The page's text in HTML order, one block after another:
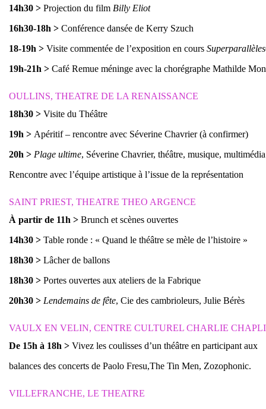
14h30 > Projection du film Billy Eliot
16h30-18h > Conférence dansée de Kerry Szuch
18-19h > Visite commentée de l’exposition en cours Superparallèles
19h-21h > Café Remue méninge avec la chorégraphe Mathilde
OULLINS, THEATRE DE LA RENAISSANCE
18h30 > Visite du Théâtre
19h > Apéritif – rencontre avec Séverine Chavrier (à confirmer)
20h > Plage ultime, Séverine Chavrier, théâtre, musique, multimédia
Rencontre avec l’équipe artistique à l’issue de la représentation
SAINT PRIEST, THEATRE THEO ARGENCE
À partir de 11h > Brunch et scènes ouvertes
14h30 > Table ronde : « Quand le théâtre se mèle de l’histoire »
18h30 > Lâcher de ballons
18h30 > Portes ouvertes aux ateliers de la Fabrique
20h30 > Lendemains de fête, Cie des cambrioleurs, Julie Bérès
VAULX EN VELIN, CENTRE CULTUREL CHARLIE
De 15h à 18h > Vivez les coulisses d’un théâtre en participant aux
balances des concerts de Paolo Fresu,The Tin Men, Zozophonic.
VILLEFRANCHE, LE THEATRE